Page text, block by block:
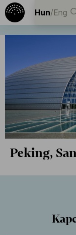
Hun/Eng
Peking,